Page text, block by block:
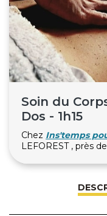
Soin du
Dos - 1h15
Chez Ins'temps
LEFOREST , près